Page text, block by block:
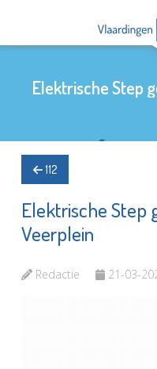
Elektrische Step
112
Elektrische Step
Veerplein
Redactie 21-03-